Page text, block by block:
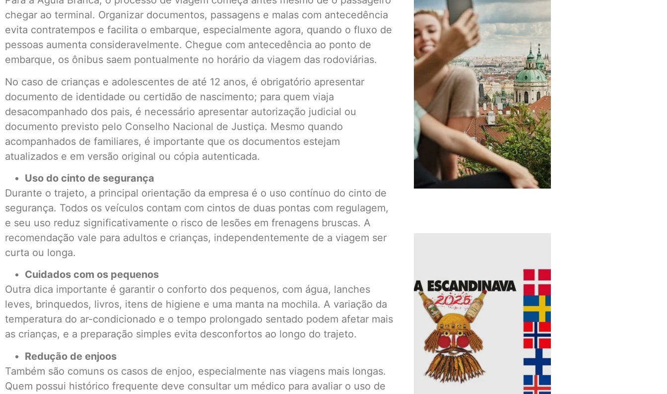
chegar ao terminal. Organizar documentos, passagens e malas com antecedência
evita contratempos e facilita o embarque, especialmente agora, quando o fluxo de
pessoas aumenta consideravelmente. Chegue com antecedência ao ponto de
embarque, os ônibus saem pontualmente no horário da viagem das rodoviárias.
No caso de crianças e adolescentes de até 12 anos, é obrigatório apresentar
documento de identidade ou certidão de nascimento; para quem viaja
desacompanhado dos pais, é necessário apresentar autorização judicial ou
documento previsto pelo Conselho Nacional de Justiça. Mesmo quando
acompanhados de familiares, é importante que os documentos estejam
atualizados e em versão original ou cópia autenticada.
Uso do cinto de segurança
Durante o trajeto, a principal orientação da empresa é o uso contínuo do cinto de
segurança. Todos os veículos contam com cintos de duas pontas com regulagem,
e seu uso reduz significativamente o risco de lesões em frenagens bruscas. A
recomendação vale para adultos e crianças, independentemente de a viagem ser
curta ou longa.
Cuidados com os pequenos
Outra dica importante é garantir o conforto dos pequenos, com água, lanches
leves, brinquedos, livros, itens de higiene e uma manta na mochila. A variação da
temperatura do ar-condicionado e o tempo prolongado sentado podem afetar mais
as crianças, e a preparação simples evita desconfortos ao longo do trajeto.
Redução de enjoos
Também são comuns os casos de enjoo, especialmente nas viagens mais longas.
Quem possui histórico frequente deve consultar um médico para avaliar o uso de